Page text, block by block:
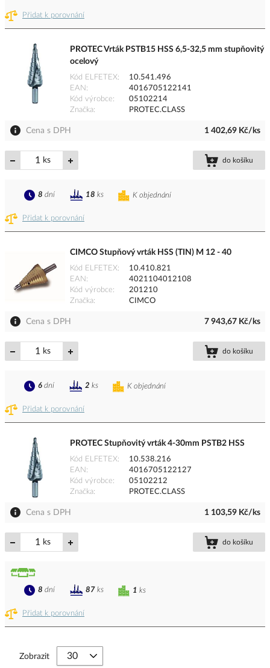
Přidat k porovnání
PROTEC Vrták PSTB15 HSS 6,5-32,5 mm stupňovitý
ocelový
Kód ELFETEX
10.541.496
EAN
4016705122141
Kód výrobce
05102214
Značka
PROTEC.CLASS
Cena s DPH 1 402,69 Kč/ks
ks do košíku
Přidat k porovnání
K objednání
8 dní 18 ks
CIMCO Stupňový vrták HSS (TIN) M 12 - 40
Kód ELFETEX
10.410.821
EAN
4021104012108
Kód výrobce
201210
Značka
CIMCO
Cena s DPH 7 943,67 Kč/ks
ks do košíku
Přidat k porovnání
K objednání
6 dní 2 ks
PROTEC Stupňovitý vrták 4-30mm PSTB2 HSS
Kód ELFETEX
10.538.216
EAN
4016705122127
Kód výrobce
05102212
Značka
PROTEC.CLASS
Cena s DPH 1 103,59 Kč/ks
ks do košíku
Přidat k porovnání
1 ks
8 dní 87 ks
Zobrazit